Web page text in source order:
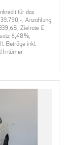
für das
, Anzahlung
Zielrate €
6,48%,
Beträge inkl.
Irrtümer